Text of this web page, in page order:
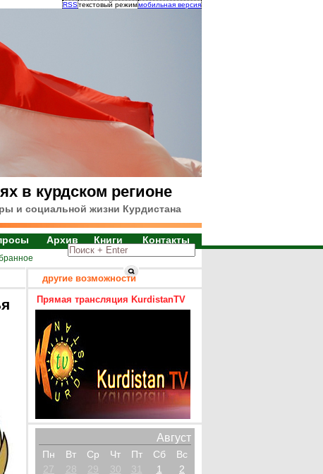
RSSтекстовый режиммобильная версия
в курдском регионе
и социальной жизни Курдистана
Архив Книги Контакты
другие возможности
Прямая трансляция KurdistanTV
Август
Пн Вт Ср Чт Пт Сб
Вс
27
28 29 30 31 1
2